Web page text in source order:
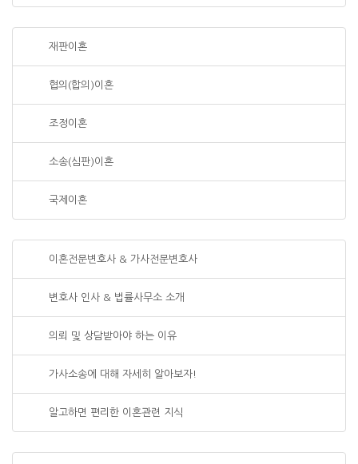
재판이혼
협의(합의)이혼
조정이혼
소송(심판)이혼
국제이혼
이혼전문변호사 & 가사전문변호사
변호사 인사 & 법률사무소 소개
의뢰 및 상담받아야 하는 이유
가사소송에 대해 자세히 알아보자!
알고하면 편리한 이혼관련 지식